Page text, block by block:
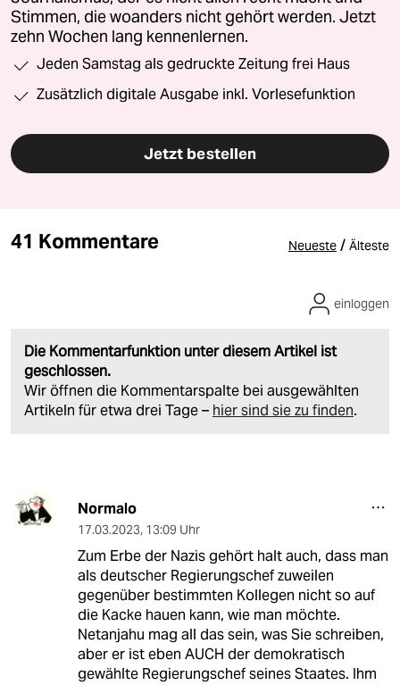
Stimmen, die woanders nicht gehört werden. Jetzt
zehn Wochen lang kennenlernen.
Jeden Samstag als gedruckte Zeitung frei Haus
Zusätzlich digitale Ausgabe inkl. Vorlesefunktion
Jetzt bestellen
41 Kommentare Neueste / Älteste
Die Kommentarfunktion unter diesem Artikel ist
geschlossen.
Wir öffnen die Kommentarspalte bei ausgewählten
Artikeln für etwa drei Tage – hier sind sie zu finden.
einloggen
Normalo
17.03.2023, 13:09 Uhr
Zum Erbe der Nazis gehört halt auch, dass man
als deutscher Regierungschef zuweilen
gegenüber bestimmten Kollegen nicht so auf
die Kacke hauen kann, wie man möchte.
Netanjahu mag all das sein, was Sie schreiben,
aber er ist eben AUCH der demokratisch
gewählte Regierungschef seines Staates. Ihm